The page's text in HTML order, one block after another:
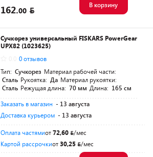
162.00
В корзину
Сучкорез универсальный FISKARS PowerGear
UPX82 (1023625)
0 отзывов
Тип: Сучкорез Материал рабочей части:
Сталь Рукоятка: Да Материал рукоятки:
Сталь Режущая длина: 70 мм Длина: 165 см
Заказать в магазин - 13 августа
Доставка курьером - 13 августа
Оплата частямиот72,60
/мес
Картой рассрочкиот30,25 /мес